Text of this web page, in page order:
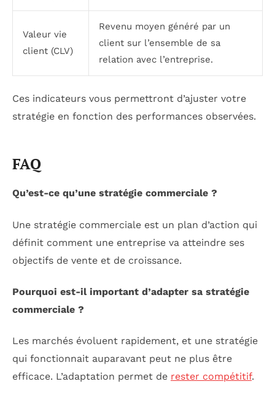
Valeur vie
client (CLV)
Revenu moyen généré par un
client sur l’ensemble de sa
relation avec l’entreprise.
Ces indicateurs vous permettront d’ajuster votre
stratégie en fonction des performances observées.
FAQ
Qu’est-ce qu’une stratégie commerciale ?
Une stratégie commerciale est un plan d’action qui
définit comment une entreprise va atteindre ses
objectifs de vente et de croissance.
Pourquoi est-il important d’adapter sa stratégie
commerciale ?
Les marchés évoluent rapidement, et une stratégie
qui fonctionnait auparavant peut ne plus être
efficace. L’adaptation permet de rester compétitif.